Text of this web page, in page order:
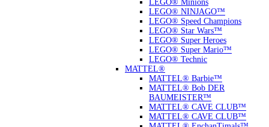
LEGO® Minions
LEGO® NINJAGO™
LEGO® Speed Champions
LEGO® Star Wars™
LEGO® Super Heroes
LEGO® Super Mario™
LEGO® Technic
MATTEL®
MATTEL® Barbie™
MATTEL® Bob DER
BAUMEISTER™
MATTEL® CAVE CLUB™
MATTEL® CAVE CLUB™